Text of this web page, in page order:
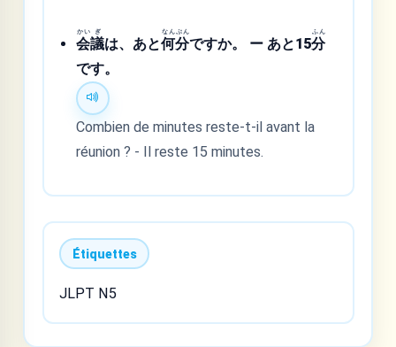
会
かい
議
ぎ
は、あと何
なん
分
ぷん
ですか。 ー あと15分
ふん
です。
Combien de minutes reste-t-il avant la
réunion ? - Il reste 15 minutes.
Étiquettes
JLPT N5